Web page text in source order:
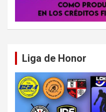
Liga de Honor